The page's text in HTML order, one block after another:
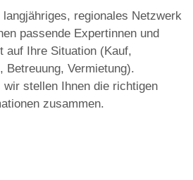
regionales Netzwerk
passende Expertinnen und
auf Ihre Situation (Kauf,
Betreuung, Vermietung).
wir stellen Ihnen die richtigen
zusammen.